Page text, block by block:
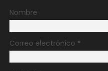
Nombre
Correo electrónico *